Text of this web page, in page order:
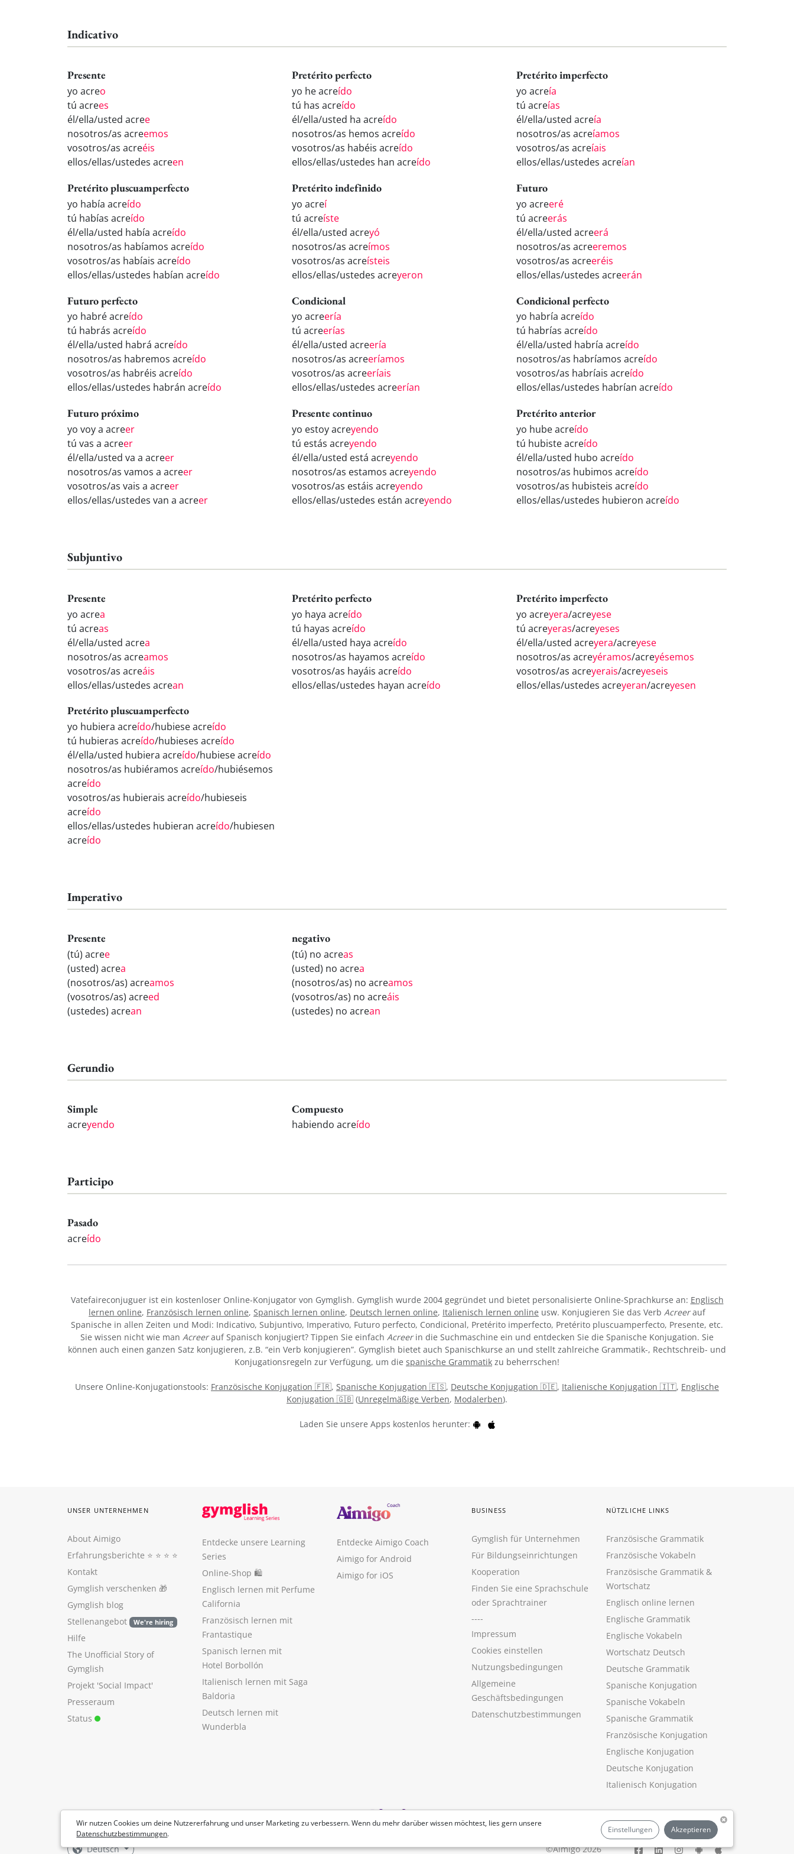
Indicativo
Presente
yo acreo
tú acrees
él/ella/usted acree
nosotros/as acreemos
vosotros/as acreéis
ellos/ellas/ustedes acreen
Pretérito perfecto
yo he acreído
tú has acreído
él/ella/usted ha acreído
nosotros/as hemos acreído
vosotros/as habéis acreído
ellos/ellas/ustedes han acreído
Pretérito imperfecto
yo acreía
tú acreías
él/ella/usted acreía
nosotros/as acreíamos
vosotros/as acreíais
ellos/ellas/ustedes acreían
Pretérito pluscuamperfecto
yo había acreído
tú habías acreído
él/ella/usted había acreído
nosotros/as habíamos acreído
vosotros/as habíais acreído
ellos/ellas/ustedes habían acreído
Pretérito indefinido
yo acreí
tú acreíste
él/ella/usted acreyó
nosotros/as acreímos
vosotros/as acreísteis
ellos/ellas/ustedes acreyeron
Futuro
yo acreeré
tú acreerás
él/ella/usted acreerá
nosotros/as acreeremos
vosotros/as acreeréis
ellos/ellas/ustedes acreerán
Futuro perfecto
yo habré acreído
tú habrás acreído
él/ella/usted habrá acreído
nosotros/as habremos acreído
vosotros/as habréis acreído
ellos/ellas/ustedes habrán acreído
Condicional
yo acreería
tú acreerías
él/ella/usted acreería
nosotros/as acreeríamos
vosotros/as acreeríais
ellos/ellas/ustedes acreerían
Condicional perfecto
yo habría acreído
tú habrías acreído
él/ella/usted habría acreído
nosotros/as habríamos acreído
vosotros/as habríais acreído
ellos/ellas/ustedes habrían acreído
Futuro próximo
yo voy a acreer
tú vas a acreer
él/ella/usted va a acreer
nosotros/as vamos a acreer
vosotros/as vais a acreer
ellos/ellas/ustedes van a acreer
Presente continuo
yo estoy acreyendo
tú estás acreyendo
él/ella/usted está acreyendo
nosotros/as estamos acreyendo
vosotros/as estáis acreyendo
ellos/ellas/ustedes están acreyendo
Pretérito anterior
yo hube acreído
tú hubiste acreído
él/ella/usted hubo acreído
nosotros/as hubimos acreído
vosotros/as hubisteis acreído
ellos/ellas/ustedes hubieron acreído
Subjuntivo
Presente
yo acrea
tú acreas
él/ella/usted acrea
nosotros/as acreamos
vosotros/as acreáis
ellos/ellas/ustedes acrean
Pretérito perfecto
yo haya acreído
tú hayas acreído
él/ella/usted haya acreído
nosotros/as hayamos acreído
vosotros/as hayáis acreído
ellos/ellas/ustedes hayan acreído
Pretérito imperfecto
yo acreyera/acreyese
tú acreyeras/acreyeses
él/ella/usted acreyera/acreyese
nosotros/as acreyéramos/acreyésemos
vosotros/as acreyerais/acreyeseis
ellos/ellas/ustedes acreyeran/acreyesen
Pretérito pluscuamperfecto
yo hubiera acreído/hubiese acreído
tú hubieras acreído/hubieses acreído
él/ella/usted hubiera acreído/hubiese acreído
nosotros/as hubiéramos acreído/hubiésemos
acreído
vosotros/as hubierais acreído/hubieseis
acreído
ellos/ellas/ustedes hubieran acreído/hubiesen
acreído
Imperativo
Presente
(tú) acree
(usted) acrea
(nosotros/as) acreamos
(vosotros/as) acreed
(ustedes) acrean
negativo
(tú) no acreas
(usted) no acrea
(nosotros/as) no acreamos
(vosotros/as) no acreáis
(ustedes) no acrean
Gerundio
Simple
acreyendo
Compuesto
habiendo acreído
Participo
Pasado
acreído
Vatefaireconjuguer ist ein kostenloser Online-Konjugator von Gymglish. Gymglish wurde 2004 gegründet und bietet personalisierte Online-Sprachkurse an: Englisch
lernen online, Französisch lernen online, Spanisch lernen online, Deutsch lernen online, Italienisch lernen online usw. Konjugieren Sie das Verb Acreerauf
Spanische in allen Zeiten und Modi: Indicativo, Subjuntivo, Imperativo, Futuro perfecto, Condicional, Pretérito imperfecto, Pretérito pluscuamperfecto, Presente, etc.
Sie wissen nicht wie man Acreerauf Spanisch konjugiert? Tippen Sie einfach Acreerin die Suchmaschine ein und entdecken Sie die Spanische Konjugation. Sie
können auch einen ganzen Satz konjugieren, z.B. “ein Verb konjugieren”. Gymglish bietet auch Spanischkurse an und stellt zahlreiche Grammatik-, Rechtschreib- und
Konjugationsregeln zur Verfügung, um die spanische Grammatik zu beherrschen!
Unsere Online-Konjugationstools: Französische Konjugation 🇫🇷, Spanische Konjugation 🇪🇸, Deutsche Konjugation 🇩🇪, Italienische Konjugation 🇮🇹, Englische
Konjugation 🇬🇧 (Unregelmäßige Verben, Modalerben).
Laden Sie unsere Apps kostenlos herunter:
Wir nutzen Cookies um deine Nutzererfahrung und unser Marketing zu verbessern. Wenn du mehr darüber wissen möchtest, lies gern unsere
Datenschutzbestimmungen. Einstellungen Akzeptieren
UNSER UNTERNEHMEN
About Aimigo
Erfahrungsberichte ⭐️ ⭐️ ⭐️ ⭐️
Kontakt
Gymglish verschenken 🎁
Gymglish blog
Stellenangebot
We're hiring
Hilfe
The Unofficial Story of
Gymglish
Projekt 'Social Impact'
Presseraum
Status
Entdecke unsere Learning
Series
Online-Shop 🛍
Englisch lernen mit Perfume
California
Französisch lernen mit
Frantastique
Spanisch lernen mit
Hotel Borbollón
Italienisch lernen mit Saga
Baldoria
Deutsch lernen mit
Wunderbla
Entdecke Aimigo Coach
Aimigo for Android
Aimigo for iOS
BUSINESS
Gymglish für Unternehmen
Für Bildungseinrichtungen
Kooperation
Finden Sie eine Sprachschule
oder Sprachtrainer
----
Impressum
Cookies einstellen
Nutzungsbedingungen
Allgemeine
Geschäftsbedingungen
Datenschutzbestimmungen
NÜTZLICHE LINKS
Französische Grammatik
Französische Vokabeln
Französische Grammatik &
Wortschatz
Englisch online lernen
Englische Grammatik
Englische Vokabeln
Wortschatz Deutsch
Deutsche Grammatik
Spanische Konjugation
Spanische Vokabeln
Spanische Grammatik
Französische Konjugation
Englische Konjugation
Deutsche Konjugation
Italienisch Konjugation
Deutsch ©Aimigo 2026